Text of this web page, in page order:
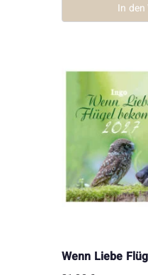
In
Wenn Liebe